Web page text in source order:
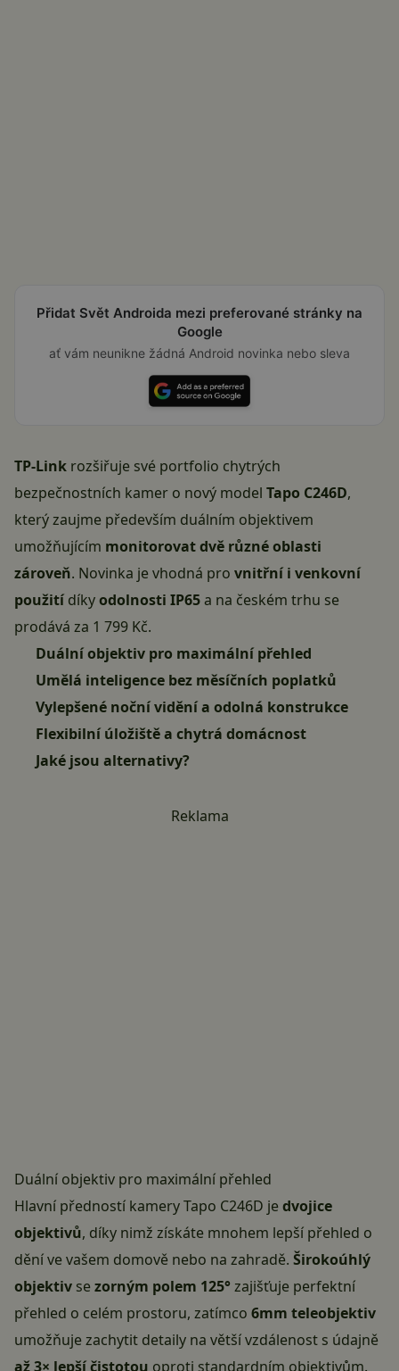
Přidat Svět Androida mezi preferované stránky na
Google
ať vám neunikne žádná Android novinka nebo sleva
TP-Link rozšiřuje své portfolio chytrých
bezpečnostních kamer o nový model Tapo C246D,
který zaujme především duálním objektivem
umožňujícím monitorovat dvě různé oblasti
zároveň. Novinka je vhodná pro vnitřní i venkovní
použitídíkyodolnosti IP65a na českém trhu se
prodává za 1 799 Kč.
Duální objektiv pro maximální přehled
Umělá inteligence bez měsíčních poplatků
Vylepšené noční vidění a odolná konstrukce
Flexibilní úložiště a chytrá domácnost
Jaké jsou alternativy?
Reklama
Duální objektiv pro maximální přehled
Hlavní předností kamery Tapo C246D jedvojice
objektivů, díky nimž získáte mnohem lepší přehled o
dění ve vašem domově nebo na zahradě. Širokoúhlý
objektiv sezorným polem 125° zajišťuje perfektní
přehled o celém prostoru, zatímco 6mm teleobjektiv
umožňuje zachytit detaily na větší vzdálenost s údajně
až 3× lepší čistotou oproti standardním objektivům.